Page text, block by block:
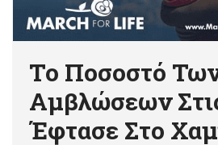
Το Ποσοστό
Αμβλώσεων
Έφτασε Στο